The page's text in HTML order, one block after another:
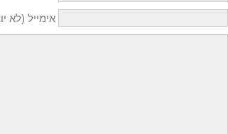
אימייל (לא